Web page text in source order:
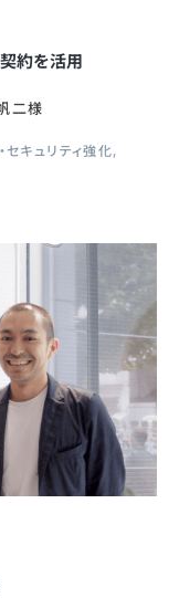
約を活用
二様
セキュリティ強化